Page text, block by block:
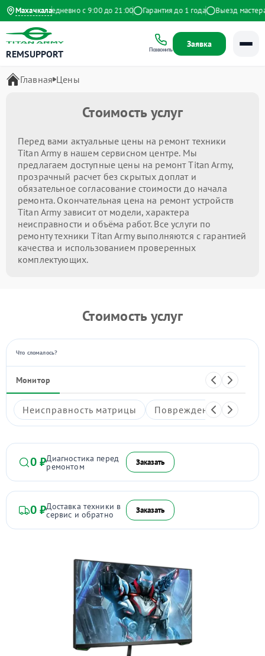
МахачкалаЕжедневно с 9:00 до 21:00 Гарантия до 1 года Выезд мастера
REMSUPPORT Позвонить
Заявка
Главная Цены
Стоимость услуг
Перед вами актуальные цены на ремонт техники
Titan Army в нашем сервисном центре. Мы
предлагаем доступные цены на ремонт Titan Army,
прозрачный расчет без скрытых доплат и
обязательное согласование стоимости до начала
ремонта. Окончательная цена на ремонт устройств
Titan Army зависит от модели, характера
неисправности и объёма работ. Все услуги по
ремонту техники Titan Army выполняются с гарантией
качества и использованием проверенных
комплектующих.
Стоимость услуг
Что сломалось?
Монитор
Неисправность матрицы Повреждение
0 ₽Диагностика перед
ремонтом Заказать
0 ₽Доставка техники в
сервис и обратно Заказать